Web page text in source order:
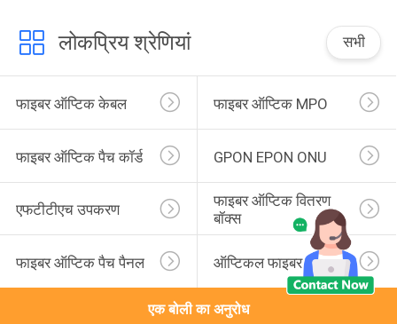
लोकप्रिय श्रेणियां सभी
फाइबर ऑप्टिक केबल फाइबर ऑप्टिक MPO
फाइबर ऑप्टिक पैच कॉर्ड GPON EPON ONU
एफटीटीएच उपकरण
फाइबर ऑप्टिक वितरण
बॉक्स
फाइबर ऑप्टिक पैच पैनल ऑप्टिकल फाइबर पिगटेल
एक बोली का अनुरोध